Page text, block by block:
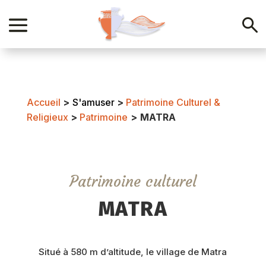
Accueil > S'amuser> Patrimoine Culturel &
Religieux> Patrimoine > MATRA
Patrimoine culturel
MATRA
Situé à 580 m d’altitude, le village de Matra